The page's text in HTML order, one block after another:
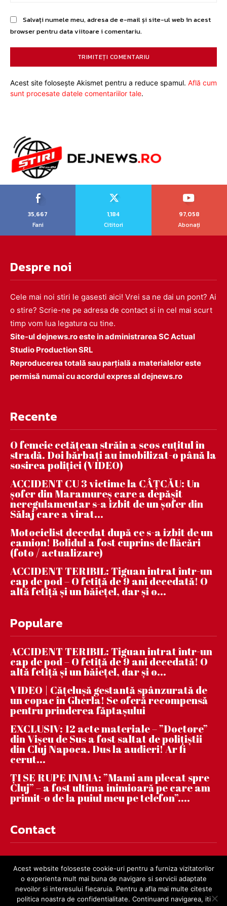
Salvați numele meu, adresa de e-mail și site-ul web în acest
browser pentru data viitoare i comentariu.
Acest site folosește Akismet pentru a reduce spamul. Află cum
sunt procesate datele comentariilor tale.
35,667
Fani
1,184
Cititori
97,058
Abonați
Despre noi
Cele mai noi stiri le gasesti aici! Vrei sa ne dai un pont? Ai
o stire? Scrie-ne pe adresa de contact si in cel mai scurt
timp vom lua legatura cu tine.
Site-ul dejnews.ro este in administrarea SC Actual
Studio Production SRL
Reproducerea totală sau parțială a materialelor este
permisă numai cu acordul expres al dejnews.ro
Recente
O femeie cetățean străin a scos cuțitul în
stradă. Doi bărbați au imobilizat-o până la
sosirea poliției (VIDEO)
ACCIDENT CU 3 victime la CÂȚCĂU: Un
șofer din Maramureș care a depășit
neregulamentar s-a izbit de un șofer din
Sălaj care a virat...
Motociclist decedat după ce s-a izbit de un
camion! Bolidul a fost cuprins de flăcări
(foto / actualizare)
ACCIDENT TERIBIL: Tiguan intrat într-un
cap de pod – O fetiță de 9 ani decedată! O
altă fetiță și un băiețel, dar și o...
Populare
ACCIDENT TERIBIL: Tiguan intrat într-un
cap de pod – O fetiță de 9 ani decedată! O
altă fetiță și un băiețel, dar și o...
VIDEO | Căţeluşă gestantă spânzurată de
un copac în Gherla! Se oferă recompensă
pentru prinderea făptaşului
EXCLUSIV: 12 acte materiale – ”Doctore”
din Vișeu de Sus a fost saltat de polițiștii
din Cluj Napoca. Dus la audieri! Ar fi
cerut...
ȚI SE RUPE INIMA: ”Mami am plecat spre
Cluj” – a fost ultima inimioară pe care am
primit-o de la puiul meu pe telefon”....
Contact
Acest website foloseste cookie-uri pentru a furniza vizitatorilor
o experienta mult mai buna de navigare si servicii adaptate
nevoilor si interesului fiecaruia. Pentru a afla mai multe citeste
politica noastra de confidentialitate. Continuand navigarea, iti